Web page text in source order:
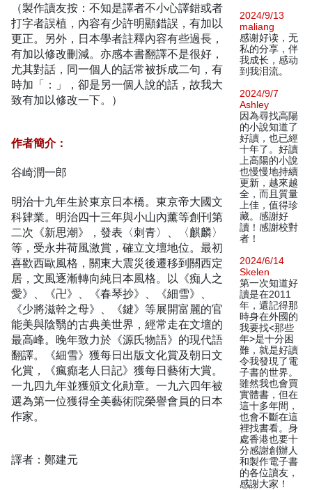
（製作讀友按：不知是譯者不小心譯錯或者
打字者誤植，內容有少許明顯錯誤，有加以
更正。另外，日本學者註釋內容有些過長，
有加以修改刪減。亦感本書翻譯不是很好，
尤其對話，同一個人的話常被拆成二句，有
時加「：」，卻是另一個人說的話，故我大
致有加以修改一下。）
作者簡介：
谷崎潤一郎
明治十九年生於東京日本橋。東京帝大國文
科肄業。明治四十三年與小山內薰等創刊第
二次《新思潮》，發表〈刺青〉、〈麒麟〉
等，受永井荷風激賞，確立文壇地位。最初
喜歡西歐風格，關東大震災後遷移到關西定
居，文風逐漸轉向純日本風格。以《痴人之
愛》、《卍》、《春琴抄》、《細雪》、
《少將滋幹之母》、《鍵》等展開富麗的官
能美與陰翳的古典美世界，經常走在文壇的
最高峰。晚年致力於《源氏物語》的現代語
翻譯。《細雪》獲每日出版文化賞及朝日文
化賞，《瘋癲老人日記》獲每日藝術大賞。
一九四九年並獲頒文化勛章。一九六四年被
選為第一位獲得全美藝術院榮譽會員的日本
作家。
譯者：鄭建元
2024/9/13
maliang
感谢好读，无
私的分享，伴
我成长，感动
到我泪流。
2024/9/7
Ashley
因為尋找高陽
的小說知道了
好讀，也已經
十年了。好讀
上高陽的小說
也慢慢地持續
更新，越來越
全，而且質量
上佳，值得珍
藏。感謝好
讀！感謝校對
者！
2024/6/14
Skelen
第一次知道好
讀是在2011
年，還記得那
時身在外國的
我要找<那些
年>是十分困
難，就是好讀
令我發現了電
子書的世界。
雖然我也會買
實體書，但在
這十多年間，
也會不斷在這
裡找書看。身
處香港也要十
分感謝創辦人
和製作電子書
的各位讀友，
感謝大家！